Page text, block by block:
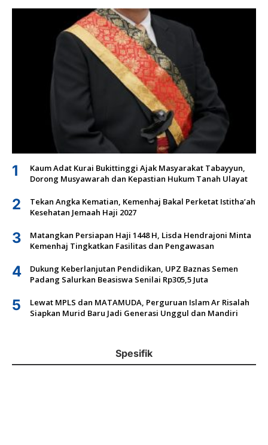
1
Kaum Adat Kurai Bukittinggi Ajak Masyarakat Tabayyun,
Dorong Musyawarah dan Kepastian Hukum Tanah Ulayat
2
Tekan Angka Kematian, Kemenhaj Bakal Perketat Istitha’ah
Kesehatan Jemaah Haji 2027
3
Matangkan Persiapan Haji 1448 H, Lisda Hendrajoni Minta
Kemenhaj Tingkatkan Fasilitas dan Pengawasan
4
Dukung Keberlanjutan Pendidikan, UPZ Baznas Semen
Padang Salurkan Beasiswa Senilai Rp305,5 Juta
5
Lewat MPLS dan MATAMUDA, Perguruan Islam Ar Risalah
Siapkan Murid Baru Jadi Generasi Unggul dan Mandiri
Spesifik